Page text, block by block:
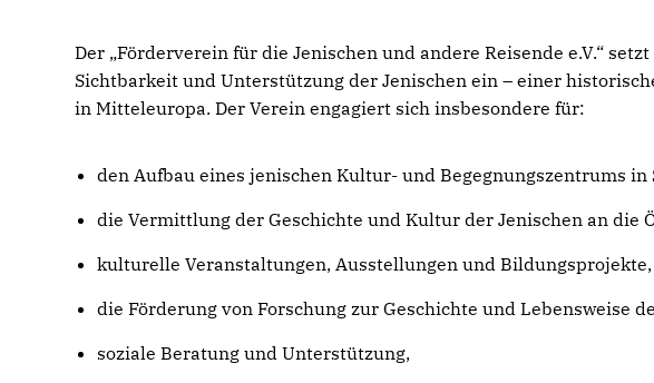
Der „Förderverein für die Jenischen und andere Reisende e.V.“
Sichtbarkeit und Unterstützung der Jenischen ein – einer
in Mitteleuropa. Der Verein engagiert sich insbesondere für:
den Aufbau eines jenischen Kultur- und Begegnungszentrums in
die Vermittlung der Geschichte und Kultur der Jenischen an die
kulturelle Veranstaltungen, Ausstellungen und Bildungsprojekte,
die Förderung von Forschung zur Geschichte und Lebensweise
soziale Beratung und Unterstützung,